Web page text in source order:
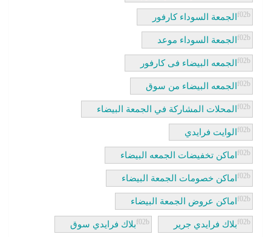
الجمعة السوداء كارفور
الجمعة السوداء موعد
الجمعه البيضاء فى كارفور
الجمعه البيضاء من سوق
المحلات المشاركة في الجمعة البيضاء
الوايت فرايدي
اماكن تخفيضات الجمعه البيضاء
اماكن خصومات الجمعة البيضاء
اماكن عروض الجمعة البيضاء
بلاك فرايدي جرير بلاك فرايدي سوق